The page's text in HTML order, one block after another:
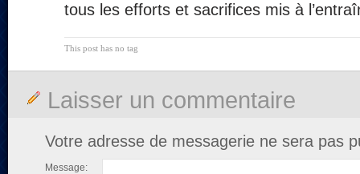
tous les efforts et sacrifices mis à
This post has no tag
Laisser un commentaire
Votre adresse de messagerie ne sera pas
Message: